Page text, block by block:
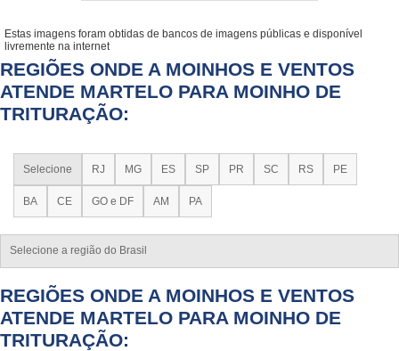
Estas imagens foram obtidas de bancos de imagens públicas e disponível
livremente na internet
REGIÕES ONDE A MOINHOS E VENTOS
ATENDE MARTELO PARA MOINHO DE
TRITURAÇÃO:
Selecione RJ MG ES SP PR SC RS PE
BA CE GO e DF AM PA
Selecione a região do Brasil
REGIÕES ONDE A MOINHOS E VENTOS
ATENDE MARTELO PARA MOINHO DE
TRITURAÇÃO: